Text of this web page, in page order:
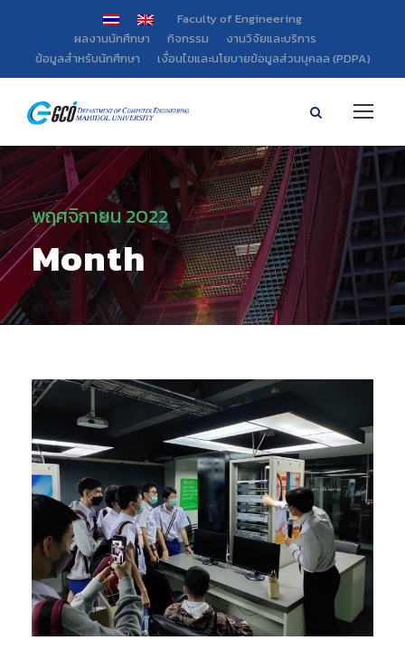
Faculty of Engineering
ผลงานนักศึกษา
กิจกรรม
งานวิจัยและบริการ
ข้อมูลสำหรับนักศึกษา
เงื่อนไขและนโยบายข้อมูลส่วนบุคลล (PDPA)
พฤศจิกายน 2022
Month